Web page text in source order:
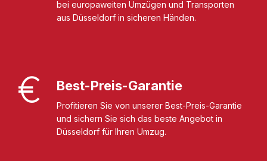
bei europaweiten Umzügen und Transporten
aus Düsseldorf in sicheren Händen.
Best-Preis-Garantie
Profitieren Sie von unserer Best-Preis-Garantie
und sichern Sie sich das beste Angebot in
Düsseldorf für Ihren Umzug.